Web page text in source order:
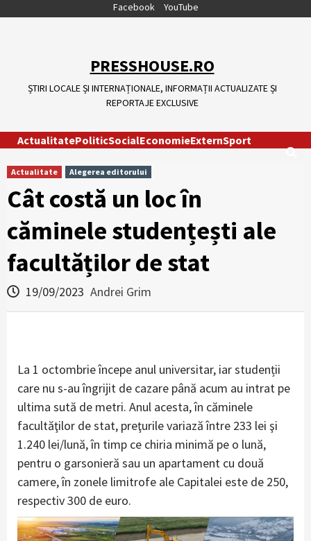
Facebook YouTube
PRESSHOUSE.RO
ȘTIRI LOCALE ȘI INTERNAȚIONALE, INFORMAȚII ACTUALIZATE ȘI
REPORTAJE EXCLUSIVE
ActualitatePoliticSocialEconomieExternSport
Actualitate Alegerea editorului
Cât costă un loc în
căminele studențești ale
facultăților de stat
19/09/2023 Andrei Grim
La 1 octombrie începe anul universitar, iar studenții
care nu s-au îngrijit de cazare până acum au intrat pe
ultima sută de metri. Anul acesta, în căminele
facultăţilor de stat, preţurile variază între 233 lei şi
1.240 lei/lună, în timp ce chiria minimă pe o lună,
pentru o garsonieră sau un apartament cu două
camere, în zonele limitrofe ale Capitalei este de 250,
respectiv 300 de euro.